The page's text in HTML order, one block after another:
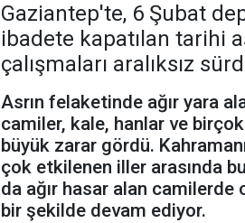
Gaziantep'te, 6 Şubat
ibadete kapatılan tarihi
çalışmaları aralıksız
Asrın felaketinde ağır yara
camiler, kale, hanlar ve
büyük zarar gördü.
çok etkilenen iller arasında
da ağır hasar alan camilerde
bir şekilde devam ediyor.